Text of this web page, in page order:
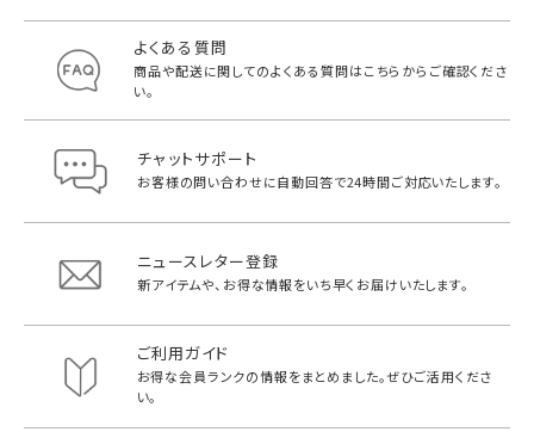
よくある質問
商品や配送に関してのよくある質問はこちらからご確認くださ
い。
チャットサポート
お客様の問い合わせに自動回答で24時間ご対応いたします。
ニュースレター登録
新アイテムや、お得な情報をいち早く お届けいたします。
ご利用ガイド
お得な会員ランクの情報をまとめました。ぜひご活用くださ
い。